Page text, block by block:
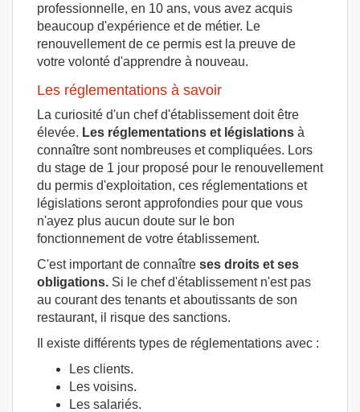
professionnelle, en 10 ans, vous avez acquis
beaucoup d'expérience et de métier. Le
renouvellement de ce permis est la preuve de
votre volonté d'apprendre à nouveau.
Les réglementations à savoir
La curiosité d'un chef d'établissement doit être
élevée. Les réglementations et législations à
connaître sont nombreuses et compliquées. Lors
du stage de 1 jour proposé pour le renouvellement
du permis d'exploitation, ces réglementations et
législations seront approfondies pour que vous
n'ayez plus aucun doute sur le bon
fonctionnement de votre établissement.
C'est important de connaître ses droits et ses
obligations. Si le chef d'établissement n'est pas
au courant des tenants et aboutissants de son
restaurant, il risque des sanctions.
Il existe différents types de réglementations avec :
Les clients.
Les voisins.
Les salariés.